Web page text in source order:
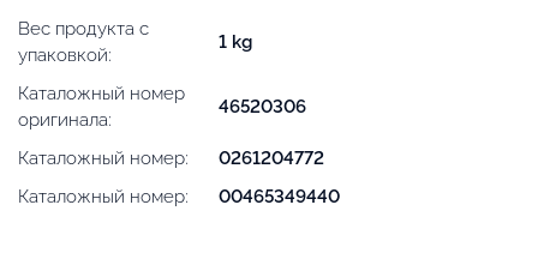
Вес продукта с
упаковкой:
1 kg
Каталожный номер
оригинала:
46520306
Каталожный номер:
0261204772
Каталожный номер:
00465349440